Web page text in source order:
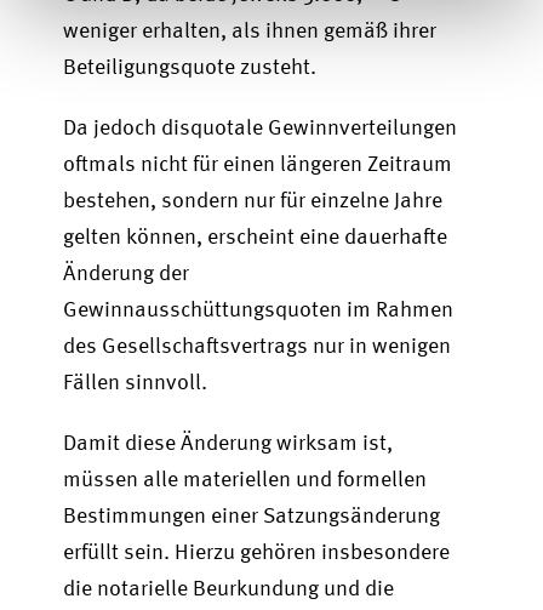
weniger erhalten, als ihnen gemäß ihrer
Beteiligungsquote zusteht.
Da jedoch disquotale Gewinnverteilungen
oftmals nicht für einen längeren Zeitraum
bestehen, sondern nur für einzelne Jahre
gelten können, erscheint eine dauerhafte
Änderung der
Gewinnausschüttungsquoten im Rahmen
des Gesellschaftsvertrags nur in wenigen
Fällen sinnvoll.
Damit diese Änderung wirksam ist,
müssen alle materiellen und formellen
Bestimmungen einer Satzungsänderung
erfüllt sein. Hierzu gehören insbesondere
die notarielle Beurkundung und die